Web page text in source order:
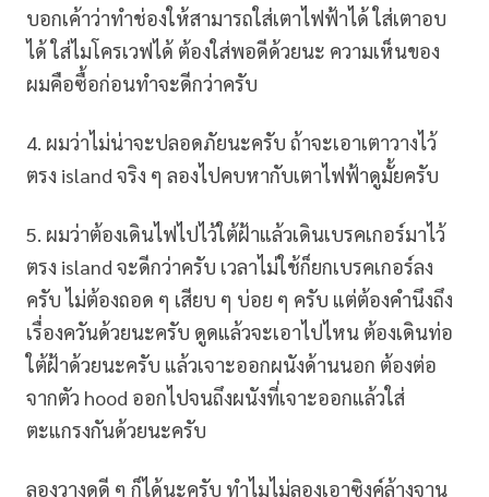
บอกเค้าว่าทำช่องให้สามารถใส่เตาไฟฟ้าได้ ใส่เตาอบ
ได้ ใส่ไมโครเวฟได้ ต้องใส่พอดีด้วยนะ ความเห็นของ
ผมคือซื้อก่อนทำจะดีกว่าครับ
4. ผมว่าไม่น่าจะปลอดภัยนะครับ ถ้าจะเอาเตาวางไว้
ตรง island จริง ๆ ลองไปคบหากับเตาไฟฟ้าดูมั้ยครับ
5. ผมว่าต้องเดินไฟไปไว้ใต้ฝ้าแล้วเดินเบรคเกอร์มาไว้
ตรง island จะดีกว่าครับ เวลาไม่ใช้ก็ยกเบรคเกอร์ลง
ครับ ไม่ต้องถอด ๆ เสียบ ๆ บ่อย ๆ ครับ แต่ต้องคำนึงถึง
เรื่องควันด้วยนะครับ ดูดแล้วจะเอาไปไหน ต้องเดินท่อ
ใต้ฝ้าด้วยนะครับ แล้วเจาะออกผนังด้านนอก ต้องต่อ
จากตัว hood ออกไปจนถึงผนังที่เจาะออกแล้วใส่
ตะแกรงกันด้วยนะครับ
ลองวางดูดี ๆ ก็ได้นะครับ ทำไมไม่ลองเอาซิงค์ล้างจาน